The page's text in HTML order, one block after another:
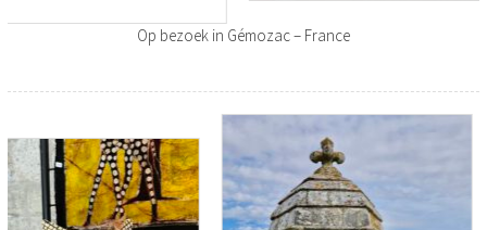
Op bezoek in Gémozac – France